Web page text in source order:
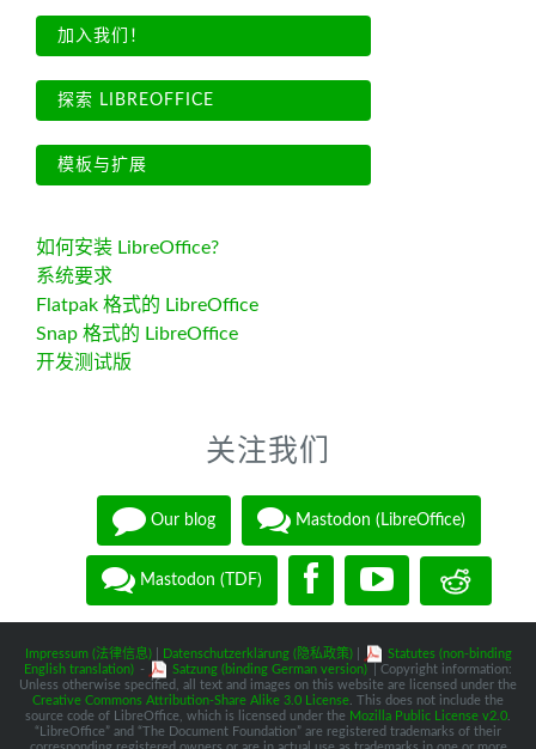
加入我们！
探索 LIBREOFFICE
模板与扩展
如何安装 LibreOffice?
系统要求
Flatpak 格式的 LibreOffice
Snap 格式的 LibreOffice
开发测试版
关注我们
Our blog Mastodon (LibreOffice)
Mastodon (TDF)
Impressum (法律信息)| Datenschutzerklärung (隐私政策)|
Statutes (non-binding
English translation) - Satzung (binding German version)
| Copyright information:
Unless otherwise specified, all text and images on this website are licensed under the
Creative Commons Attribution-Share Alike 3.0 License . This does not include the
source code of LibreOffice, which is licensed under the Mozilla Public License v2.0
“LibreOffice” and “The Document Foundation” are registered trademarks of their